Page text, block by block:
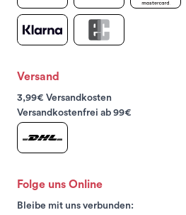
Versand
3,99€ Versandkosten
Versandkostenfrei ab 99€
Folge uns Online
Bleibe mit uns verbunden: